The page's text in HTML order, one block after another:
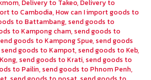
, Delivery to Takeo, Delivery to
to Cambodia, How can I import goods to
to Battambang, send goods to
to Kampong cham, send goods to
goods to Kampong Spue, send goods
send goods to Kampot, send goods to Keb,
, send goods to Krati, send goods to
to Pailin, send goods to Phnom Penh,